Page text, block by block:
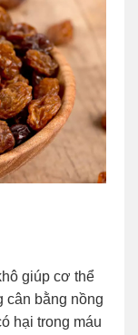
giúp cơ thể
cân bằng nồng
hại trong máu